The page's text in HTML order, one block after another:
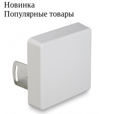
Новинка
Популярные товары